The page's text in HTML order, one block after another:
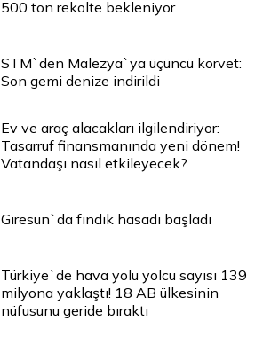
500 ton rekolte bekleniyor
STM`den Malezya`ya üçüncü korvet:
Son gemi denize indirildi
Ev ve araç alacakları ilgilendiriyor:
Tasarruf finansmanında yeni dönem!
Vatandaşı nasıl etkileyecek?
Giresun`da fındık hasadı başladı
Türkiye`de hava yolu yolcu sayısı 139
milyona yaklaştı! 18 AB ülkesinin
nüfusunu geride bıraktı